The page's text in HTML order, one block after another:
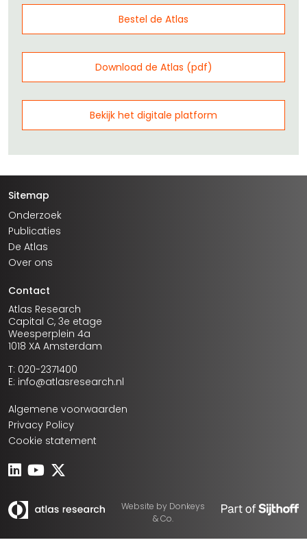
Bestel de Atlas
Download de Atlas (pdf)
Bekijk het digitale platform
Sitemap
Onderzoek
Publicaties
De Atlas
Over ons
Contact
Atlas Research
Capital C, 3e etage
Weesperplein 4a
1018 XA Amsterdam
T: 020-2371400
E: info@atlasresearch.nl
Algemene voorwaarden
Privacy Policy
Cookie statement
Website by Donkeys
& Co.